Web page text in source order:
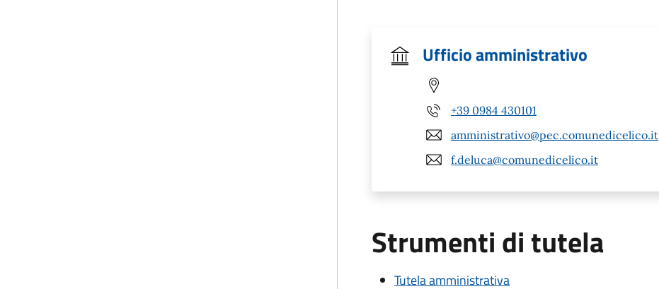
Ufficio amministrativo
+39 0984 430101
amministrativo@pec.comunedicelico.it
f.deluca@comunedicelico.it
Strumenti di tutela
Tutela amministrativa